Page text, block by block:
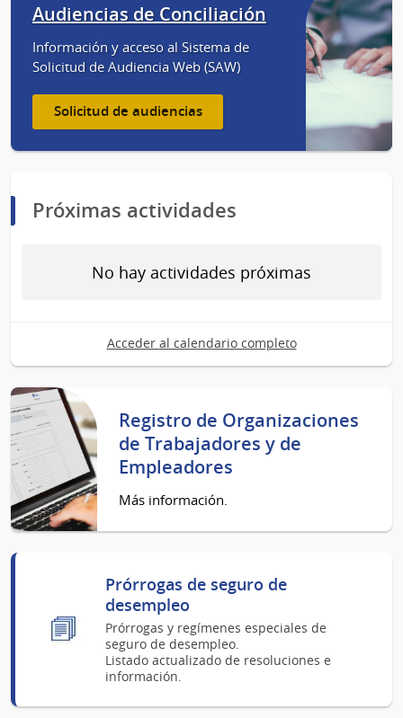
Audiencias de Conciliación
Información y acceso al Sistema de
Solicitud de Audiencia Web (SAW)
Solicitud de audiencias
Próximas actividades
No hay actividades próximas
Acceder al calendario completo
Registro de Organizaciones
de Trabajadores y de
Empleadores
Más información.
Prórrogas de seguro de
desempleo
Prórrogas y regímenes especiales de
seguro de desempleo.
Listado actualizado de resoluciones e
información.